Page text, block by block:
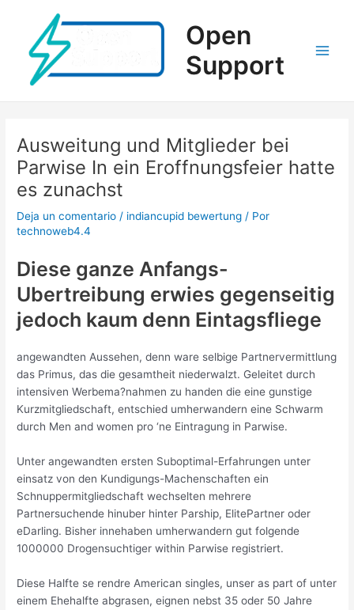
contenido
Open
Support
Ausweitung und Mitglieder bei
Parwise In ein Eroffnungsfeier hatte
es zunachst
Deja un comentario / indiancupid bewertung / Por
technoweb4.4
Diese ganze Anfangs-
Ubertreibung erwies gegenseitig
jedoch kaum denn Eintagsfliege
angewandten Aussehen, denn ware selbige Partnervermittlung
das Primus, das die gesamtheit niederwalzt. Geleitet durch
intensiven Werbema?nahmen zu handen die eine gunstige
Kurzmitgliedschaft, entschied umherwandern eine Schwarm
durch Men and women pro ‘ne Eintragung in Parwise.
Unter angewandten ersten Suboptimal-Erfahrungen unter
einsatz von den Kundigungs-Machenschaften ein
Schnuppermitgliedschaft wechselten mehrere
Partnersuchende hinuber hinter Parship, ElitePartner oder
eDarling. Bisher innehaben umherwandern gut folgende
1000000 Drogensuchtiger within Parwise registriert.
Diese Halfte se rendre American singles, unser as part of unter
einem Ehehalfte abgrasen, eignen nebst 35 oder 50 Jahre